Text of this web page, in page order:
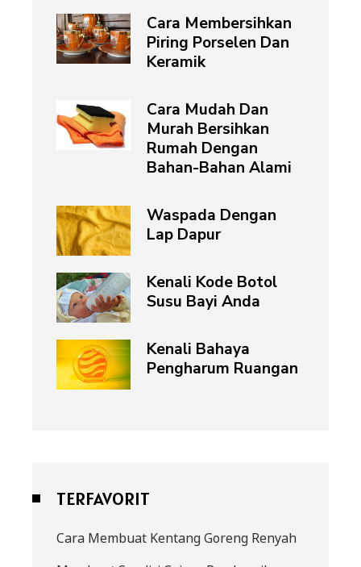
Cara Membersihkan
Piring Porselen Dan
Keramik
Cara Mudah Dan
Murah Bersihkan
Rumah Dengan
Bahan-Bahan Alami
Waspada Dengan
Lap Dapur
Kenali Kode Botol
Susu Bayi Anda
Kenali Bahaya
Pengharum Ruangan
TERFAVORIT
Cara Membuat Kentang Goreng Renyah